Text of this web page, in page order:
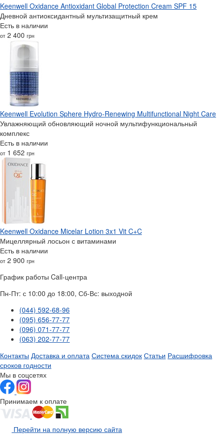
Keenwell Oxidance Antioxidant Global Protection Cream SPF 15
Дневной антиоксидантный мультизащитный крем
Есть в наличии
от 2 400 грн
Keenwell Evolution Sphere Hydro-Renewing Multifunctional Night Care
Увлажняющий обновляющий ночной мультифункциональный
комплекс
Есть в наличии
от 1 652 грн
Keenwell Oxidance Micelar Lotion 3x1 Vit C+C
Мицеллярный лосьон с витаминами
Есть в наличии
от 2 900 грн
График работы Call-центра
Пн-Пт: с 10:00 до 18:00, Сб-Вс: выходной
(044) 592-68-96
(095) 656-77-77
(096) 071-77-77
(063) 202-77-77
Контакты Доставка и оплата Система скидок Статьи Расшифровка
сроков годности
Мы в соцсетях
Принимаем к оплате
Перейти на полную версию сайта